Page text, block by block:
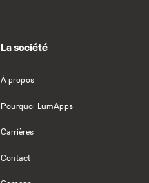
La société
À propos
Pourquoi LumApps
Carrières
Contact